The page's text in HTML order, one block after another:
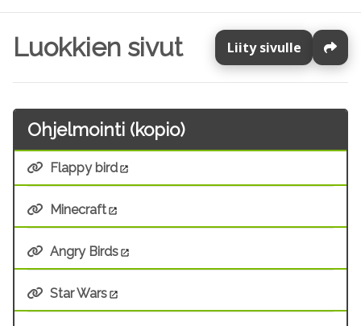
Luokkien sivut Liity sivulle
Ohjelmointi (kopio)
Flappy bird
Minecraft
Angry Birds
Star Wars